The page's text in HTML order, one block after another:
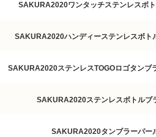
SAKURA2020ワンタッチステンレスボ
SAKURA2020ハンディーステンレスボト
SAKURA2020ステンレスTOGOロゴタンブ
SAKURA2020ステンレスボトルブ
SAKURA2020タンブラーパー